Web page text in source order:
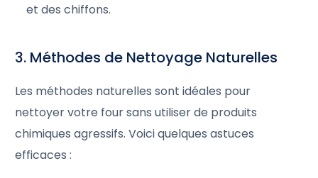
et des chiffons.
3. Méthodes de Nettoyage Naturelles
Les méthodes naturelles sont idéales pour
nettoyer votre four sans utiliser de produits
chimiques agressifs. Voici quelques astuces
efficaces :